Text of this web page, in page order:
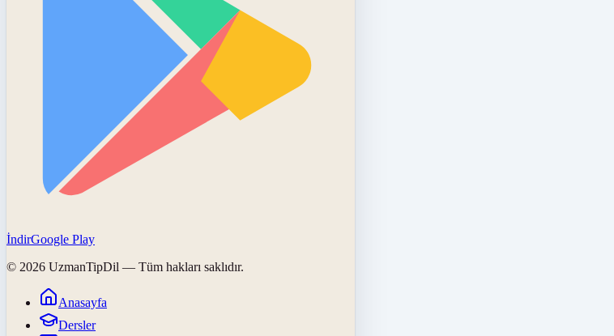
İndirGoogle Play
© 2026 UzmanTipDil — Tüm hakları saklıdır.
Anasayfa
Dersler